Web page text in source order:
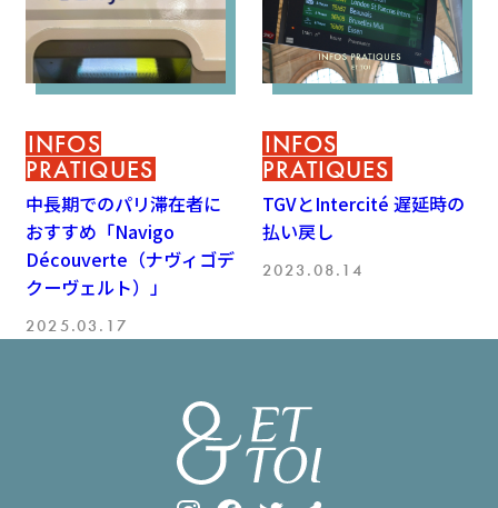
INFOS
PRATIQUES
中長期でのパリ滞在者に
おすすめ「Navigo
Découverte（ナヴィゴデ
クーヴェルト）」
2025.03.17
INFOS
PRATIQUES
TGVとIntercité 遅延時の
払い戻し
2023.08.14